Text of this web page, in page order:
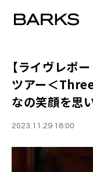
【ライヴレポ
ツアー＜
なの笑顔を思
2023.11.29 18:00